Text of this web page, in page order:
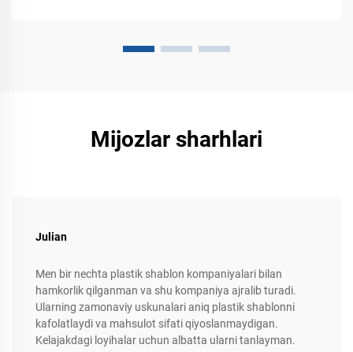
Mijozlar sharhlari
Julian
Men bir nechta plastik shablon kompaniyalari bilan
hamkorlik qilganman va shu kompaniya ajralib turadi.
Ularning zamonaviy uskunalari aniq plastik shablonni
kafolatlaydi va mahsulot sifati qiyoslanmaydigan.
Kelajakdagi loyihalar uchun albatta ularni tanlayman.